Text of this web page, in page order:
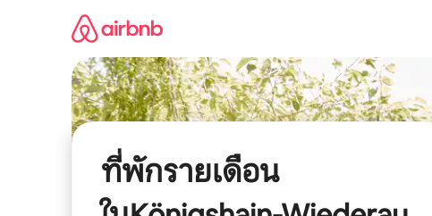
ที่พักรายเดือน